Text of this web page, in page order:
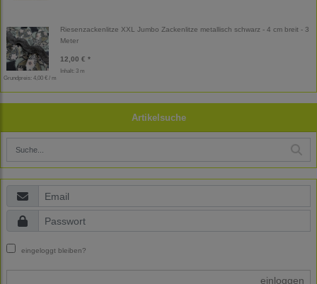
Riesenzackenlitze XXL Jumbo Zackenlitze metallisch schwarz - 4 cm breit - 3
Meter
12,00 € *
Inhalt: 3 m
Grundpreis: 4,00 € / m
Artikelsuche
eingeloggt bleiben?
einloggen